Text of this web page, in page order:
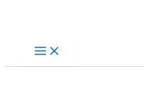
contenido